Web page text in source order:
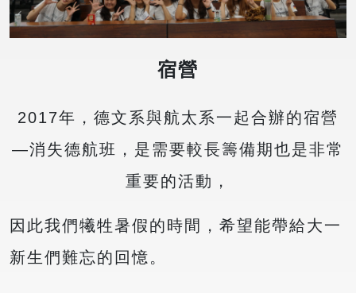
宿營
2017年，德文系與航太系一起合辦的宿營
—消失德航班，是需要較長籌備期也是非常
重要的活動，
因此我們犧牲暑假的時間，希望能帶給大一
新生們難忘的回憶。